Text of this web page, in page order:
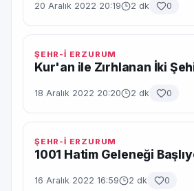
20 Aralık 2022 20:19 2 dk 0
ŞEHR-İ ERZURUM
Kur'an ile Zırhlanan İki
18 Aralık 2022 20:20 2 dk 0
ŞEHR-İ ERZURUM
1001 Hatim Geleneği
16 Aralık 2022 16:59 2 dk 0